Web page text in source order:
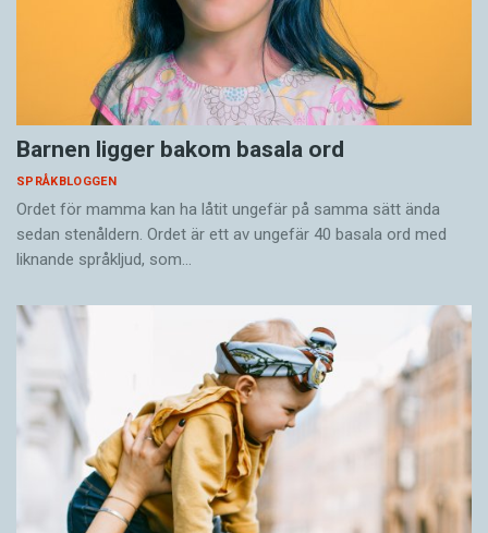
Barnen ligger bakom basala ord
SPRÅKBLOGGEN
Ordet för mamma kan ha låtit ungefär på samma sätt ända
sedan stenåldern. Ordet är ett av ungefär 40 basala ord med
liknande språkljud, som…